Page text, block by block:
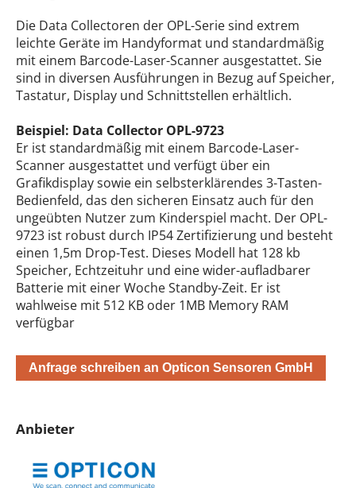
Die Data Collectoren der OPL-Serie sind extrem
leichte Geräte im Handyformat und standardmäßig
mit einem Barcode-Laser-Scanner ausgestattet. Sie
sind in diversen Ausführungen in Bezug auf Speicher,
Tastatur, Display und Schnittstellen erhältlich.
Beispiel: Data Collector OPL-9723
Er ist standardmäßig mit einem Barcode-Laser-
Scanner ausgestattet und verfügt über ein
Grafikdisplay sowie ein selbsterklärendes 3-Tasten-
Bedienfeld, das den sicheren Einsatz auch für den
ungeübten Nutzer zum Kinderspiel macht. Der OPL-
9723 ist robust durch IP54 Zertifizierung und besteht
einen 1,5m Drop-Test. Dieses Modell hat 128 kb
Speicher, Echtzeituhr und eine wider-aufladbarer
Batterie mit einer Woche Standby-Zeit. Er ist
wahlweise mit 512 KB oder 1MB Memory RAM
verfügbar
Anfrage schreiben an Opticon Sensoren GmbH
Anbieter